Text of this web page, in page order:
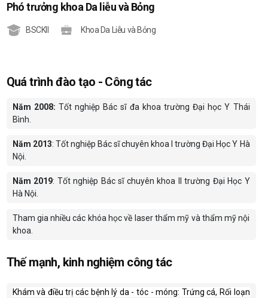
Phó trưởng khoa Da liễu và Bỏng
BSCKII Khoa Da Liễu và Bỏng
Quá trình đào tạo - Công tác
Năm 2008: Tốt nghiệp Bác sĩ đa khoa trường Đại học Y Thái
Bình.
Năm 2013: Tốt nghiệp Bác sĩ chuyên khoa I trường Đại Học Y Hà
Nội.
Năm 2019: Tốt nghiệp Bác sĩ chuyên khoa II trường Đại Học Y
Hà Nội.
Tham gia nhiều các khóa học về laser thẩm mỹ và thẩm mỹ nội
khoa.
Thế mạnh, kinh nghiệm công tác
Khám và điều trị các bệnh lý da - tóc - móng: Trứng cá, Rối loạn